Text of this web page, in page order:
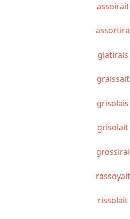
assoirait
assortira
glatirais
graissait
grisolais
grisolait
grossirai
rassoyait
rissolait